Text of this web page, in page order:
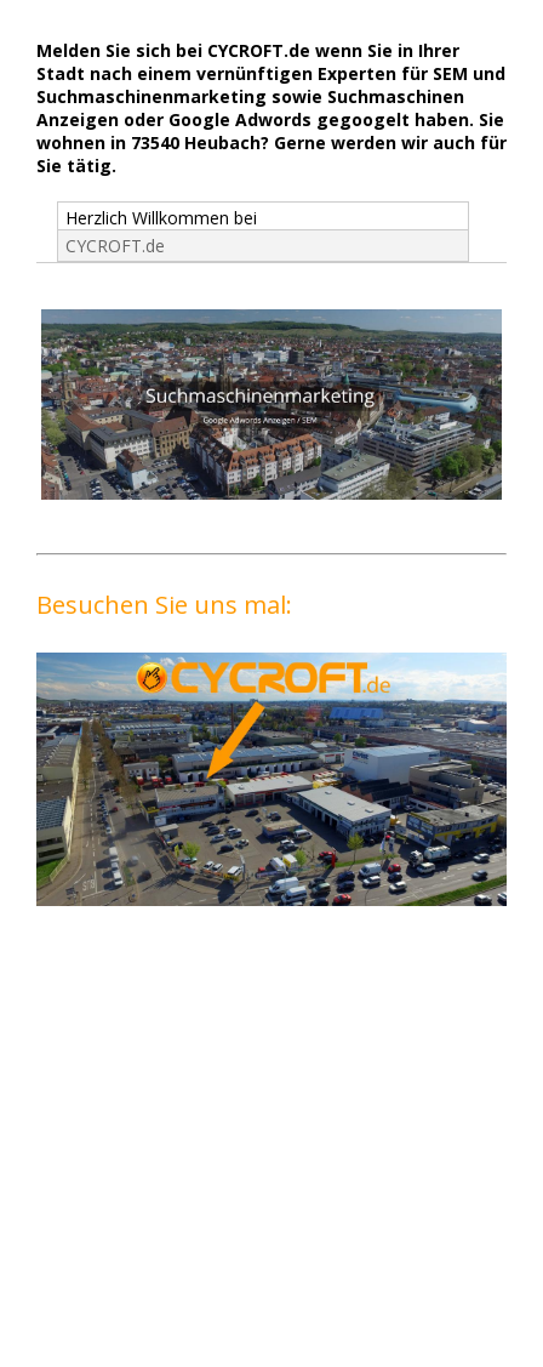
Melden Sie sich bei CYCROFT.de wenn Sie in Ihrer
Stadt nach einem vernünftigen Experten für SEM und
Suchmaschinenmarketing sowie Suchmaschinen
Anzeigen oder Google Adwords gegoogelt haben. Sie
wohnen in 73540 Heubach? Gerne werden wir auch für
Sie tätig.
Herzlich Willkommen bei
CYCROFT.de
Besuchen Sie uns mal: